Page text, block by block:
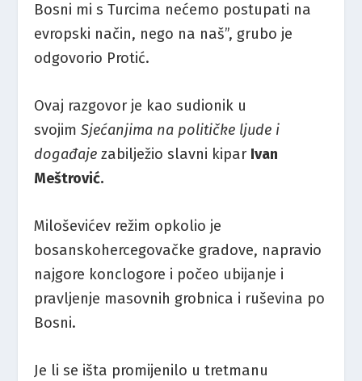
Bosni mi s Turcima nećemo postupati na
evropski način, nego na naš”, grubo je
odgovorio Protić.
Ovaj razgovor je kao sudionik u
svojimSjećanjima na političke ljude i
događajezabilježio slavni kipar Ivan
Meštrović.
Miloševićev režim opkolio je
bosanskohercegovačke gradove, napravio
najgore konclogore i počeo ubijanje i
pravljenje masovnih grobnica i ruševina po
Bosni.
Je li se išta promijenilo u tretmanu